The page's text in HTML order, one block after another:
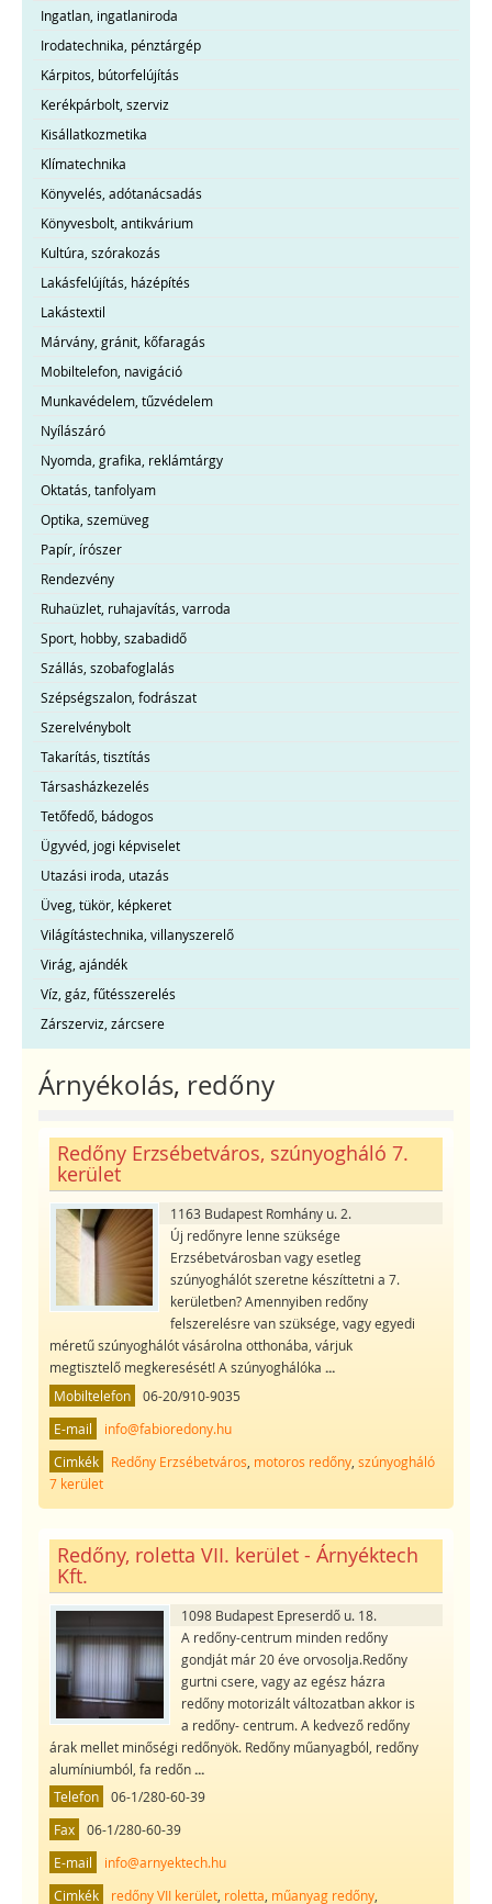
Ingatlan, ingatlaniroda
Irodatechnika, pénztárgép
Kárpitos, bútorfelújítás
Kerékpárbolt, szerviz
Kisállatkozmetika
Klímatechnika
Könyvelés, adótanácsadás
Könyvesbolt, antikvárium
Kultúra, szórakozás
Lakásfelújítás, házépítés
Lakástextil
Márvány, gránit, kőfaragás
Mobiltelefon, navigáció
Munkavédelem, tűzvédelem
Nyílászáró
Nyomda, grafika, reklámtárgy
Oktatás, tanfolyam
Optika, szemüveg
Papír, írószer
Rendezvény
Ruhaüzlet, ruhajavítás, varroda
Sport, hobby, szabadidő
Szállás, szobafoglalás
Szépségszalon, fodrászat
Szerelvénybolt
Takarítás, tisztítás
Társasházkezelés
Tetőfedő, bádogos
Ügyvéd, jogi képviselet
Utazási iroda, utazás
Üveg, tükör, képkeret
Világítástechnika, villanyszerelő
Virág, ajándék
Víz, gáz, fűtésszerelés
Zárszerviz, zárcsere
Árnyékolás, redőny
Redőny Erzsébetváros, szúnyogháló 7.
kerület
1163 Budapest Romhány u. 2.
Új redőnyre lenne szüksége
Erzsébetvárosban vagy esetleg
szúnyoghálót szeretne készíttetni a 7.
kerületben? Amennyiben redőny
felszerelésre van szüksége, vagy egyedi
méretű szúnyoghálót vásárolna otthonába, várjuk
megtisztelő megkeresését! A szúnyoghálóka ...
Mobiltelefon
06-20/910-9035
E-mail
info@fabioredony.hu
Cimkék
Redőny Erzsébetváros motoros redőny, szúnyogháló
7 kerület
Redőny, roletta VII. kerület - Árnyéktech
Kft.
1098 Budapest Epreserdő u. 18.
A redőny-centrum minden redőny
gondját már 20 éve orvosolja.Redőny
gurtni csere, vagy az egész házra
redőny motorizált változatban akkor is
a redőny- centrum. A kedvező redőny
árak mellet minőségi redőnyök. Redőny műanyagból, redőny
alumíniumból, fa redőn...
Telefon
06-1/280-60-39
Fax
06-1/280-60-39
E-mail
info@arnyektech.hu
Cimkék
redőny VII kerület, roletta műanyag redőny,